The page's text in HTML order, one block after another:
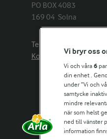
PO BOX 4083
169 04  Solna
Telefon:
Kontakta oss
Vi bryr oss
Vi och våra 6
din enhet .
under ”Vi och
samtycke
mindre
när som helst
ned till vänster
information